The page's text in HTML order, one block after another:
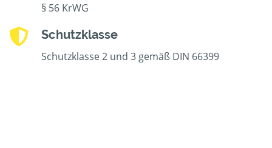
§ 56 KrWG
Schutzklasse
Schutzklasse 2 und 3 gemäß DIN 66399